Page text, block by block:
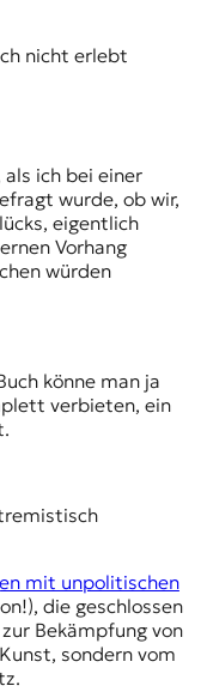
nicht erlebt
ich bei einer
wurde, ob wir,
eigentlich
Vorhang
würden
könne man ja
verbieten, ein
mit unpolitischen
die geschlossen
Bekämpfung von
sondern vom